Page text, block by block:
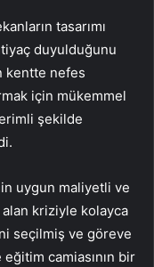
tasarımı
duyulduğunu
kentte nefes
için mükemmel
şekilde
uygun maliyetli ve
kriziyle kolayca
seçilmiş ve göreve
camiasının bir